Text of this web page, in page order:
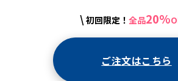
\ 初回限定！ 全品20%
ご注文はこちら